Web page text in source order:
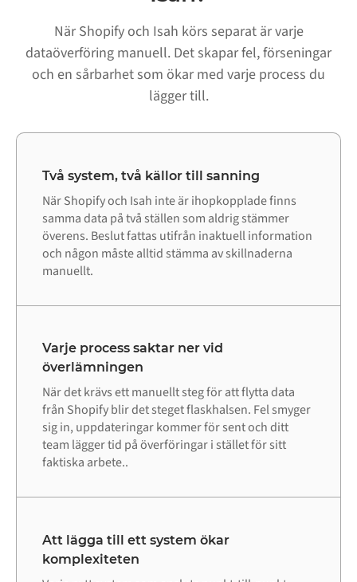
När Shopify och Isah körs separat är varje
dataöverföring manuell. Det skapar fel, förseningar
och en sårbarhet som ökar med varje process du
lägger till.
Två system, två källor till sanning
När Shopify och Isah inte är ihopkopplade finns
samma data på två ställen som aldrig stämmer
överens. Beslut fattas utifrån inaktuell information
och någon måste alltid stämma av skillnaderna
manuellt.
Varje process saktar ner vid
överlämningen
När det krävs ett manuellt steg för att flytta data
från Shopify blir det steget flaskhalsen. Fel smyger
sig in, uppdateringar kommer för sent och ditt
team lägger tid på överföringar i stället för sitt
faktiska arbete..
Att lägga till ett system ökar
komplexiteten